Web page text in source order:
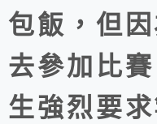
包飯，但
去參加比
生強烈要